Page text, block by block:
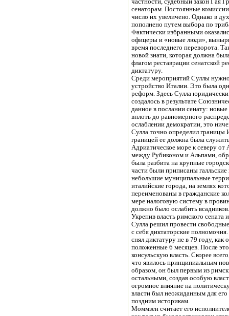
частности, судебный закон Гая
сенаторам. Постоянные
число их увеличено. Однако в
пополнено путем выбора по
Фактически избранными
офицеры и «новые люди»,
время последнего переворота.
новой знати, которая должна
флагом реставрации сенатской
диктатуру.
Среди мероприятий Суллы
устройство Италии. Это была
реформ. Здесь Сулла
создалось в результате
данное в послании сенату:
вплоть до равномерного
ослаблении демократии, это
Сулла точно определил границы
границей ее должна была
Адриатическое море к северу
между Рубиконом и Альпами,
была разбита на крупные
части были приписаны
небольшие муниципальные
италийские города, на землях
переименованы в гражданские
мере налоговую систему в
должно было ослабить всадников.
Укрепив власть римского
Сулла решил провести
с себя диктаторские
снял диктатуру не в 79 году,
положенные 6 месяцев. После
консульскую власть. Скорее
что явилось принципиальным
образом, он был первым из
остальными, создав особую
огромное влияние на
власти был неожиданным для
поздним историкам.
Моммзен считает его